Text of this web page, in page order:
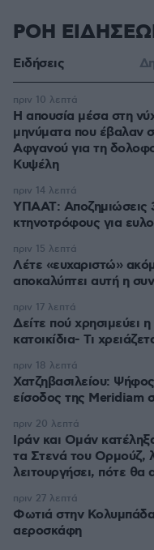
ΡΟΗ
Ειδήσεις
Η απουσία μέσα στη
μηνύματα που έβαλαν
Αφγανού για τη
Κυψέλη
πριν 10 λεπτά
ΥΠΑΑΤ: Αποζημιώσεις
κτηνοτρόφους για
πριν 14 λεπτά
Λέτε «ευχαριστώ»
αποκαλύπτει αυτή η
πριν 15 λεπτά
Δείτε πού χρησιμεύει
κατοικίδια- Τι
πριν 17 λεπτά
Χατζηβασιλείου:
είσοδος της Meridiam
πριν 18 λεπτά
Ιράν και Ομάν
τα Στενά του Ορμούζ,
λειτουργήσει, πότε θα
πριν 20 λεπτά
Φωτιά στην
αεροσκάφη
πριν 27 λεπτά